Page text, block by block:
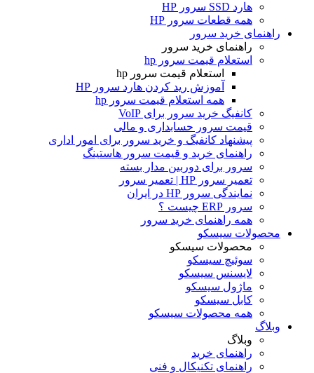
هارد SSD سرور HP
همه قطعات سرور HP
راهنمای خرید سرور
راهنمای خرید سرور
استعلام قیمت سرور hp
استعلام قیمت سرور hp
آموزش ريد كردن هارد سرور HP
همه استعلام قیمت سرور hp
کانفیگ خرید سرور برای VoIP
قیمت سرور حسابداری و مالی
پیشنهاد کانفیگ و خرید سرور برای امور اداری
راهنمای خرید و قیمت سرور هاستینگ
سرور برای دوربین مدار بسته
تعمیر سرور HP | تعمیر سرور
نمایندگی سرور HP در ایران
سرور ERP چیست ؟
همه راهنمای خرید سرور
محصولات سیسکو
محصولات سیسکو
سوئیچ سیسکو
لایسنس سیسکو
ماژول سیسکو
کابل سیسکو
همه محصولات سیسکو
وبلاگ
وبلاگ
راهنمای خرید
راهنمای تکنیکال و فنی